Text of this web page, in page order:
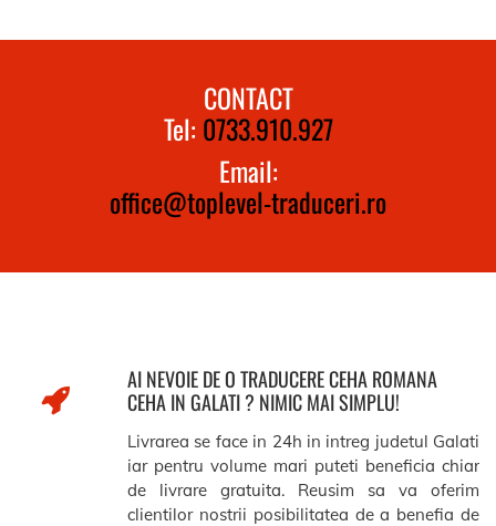
CONTACT
Tel: 0733.910.927
Email:
office@toplevel-traduceri.ro
AI NEVOIE DE O TRADUCERE CEHA ROMANA
CEHA IN GALATI ? NIMIC MAI SIMPLU!
Livrarea se face in 24h in intreg judetul Galati
iar pentru volume mari puteti beneficia chiar
de livrare gratuita. Reusim sa va oferim
clientilor nostrii posibilitatea de a benefia de